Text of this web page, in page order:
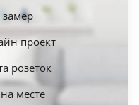
проект
розеток
месте